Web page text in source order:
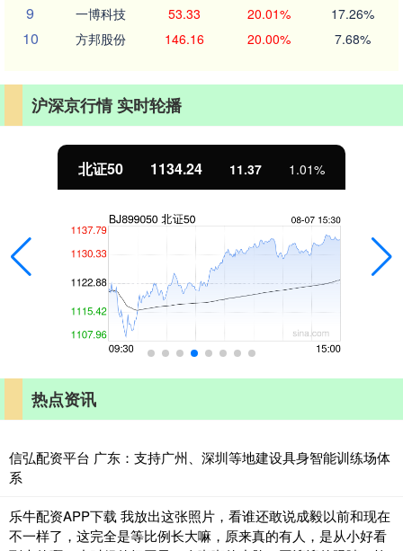
9 一博科技 53.33 20.01% 17.26%
10 方邦股份 146.16 20.00% 7.68%
沪深京行情 实时轮播
北证50 1134.24 11.37 1.01%
热点资讯
信弘配资平台 广东：支持广州、深圳等地建设具身智能训练场体
系
乐牛配资APP下载 我放出这张照片，看谁还敢说成毅以前和现在
不一样了，这完全是等比例长大嘛，原来真的有人，是从小好看